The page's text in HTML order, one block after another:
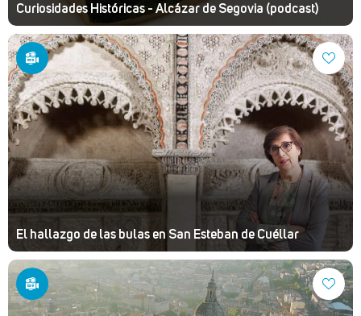
Curiosidades Históricas - Alcázar de Segovia (podcast)
El hallazgo de las bulas en San Esteban de Cuéllar